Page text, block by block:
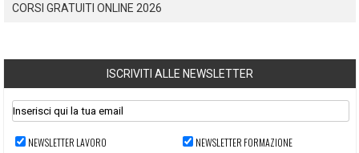
CORSI GRATUITI ONLINE 2026
ISCRIVITI ALLE NEWSLETTER
NEWSLETTER LAVORO
NEWSLETTER FORMAZIONE